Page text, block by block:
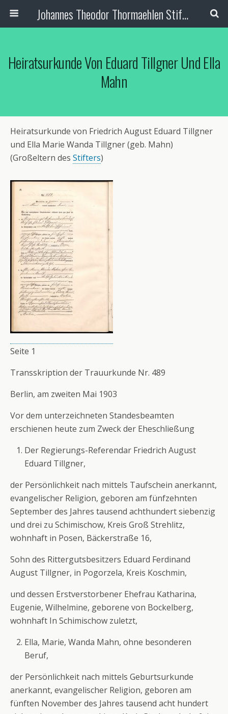
Johannes Theodor Thormaehlen Stiftung
Heiratsurkunde Von Eduard Tillgner Und Ella
Mahn
Heiratsurkunde von Friedrich August Eduard Tillgner
und Ella Marie Wanda Tillgner (geb. Mahn)
(Großeltern des Stifters)
Seite 1
Transskription der Trauurkunde Nr. 489
Berlin, am zweiten Mai 1903
Vor dem unterzeichneten Standesbeamten
erschienen heute zum Zweck der Eheschließung
Der Regierungs-Referendar Friedrich August
Eduard Tillgner,
der Persönlichkeit nach mittels Taufschein anerkannt,
evangelischer Religion, geboren am fünfzehnten
September des Jahres tausend achthundert siebenzig
und drei zu Schimischow, Kreis Groß Strehlitz,
wohnhaft in Posen, Bäckerstraße 16,
Sohn des Rittergutsbesitzers Eduard Ferdinand
August Tillgner, in Pogorzela, Kreis Koschmin,
und dessen Erstverstorbener Ehefrau Katharina,
Eugenie, Wilhelmine, geborene von Bockelberg,
wohnhaft In Schimischow zuletzt,
Ella, Marie, Wanda Mahn, ohne besonderen
Beruf,
der Persönlichkeit nach mittels Geburtsurkunde
anerkannt, evangelischer Religion, geboren am
fünften November des Jahres tausend acht hundert